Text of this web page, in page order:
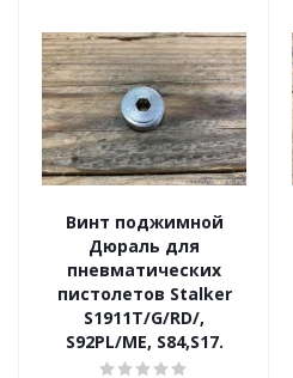
Винт поджимной
Дюраль для
пневматических
пистолетов Stalker
S1911T/G/RD/,
S92PL/ME, S84,S17.